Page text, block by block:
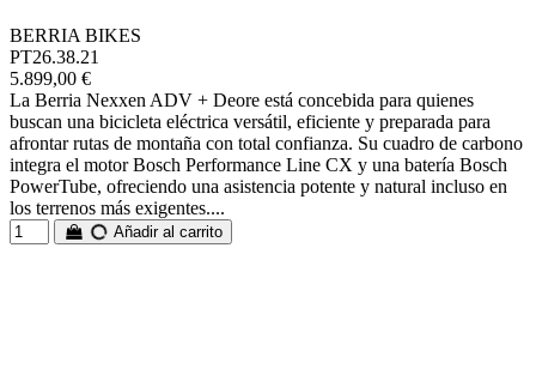
BERRIA BIKES
PT26.38.21
5.899,00 €
La Berria Nexxen ADV + Deore está concebida para quienes
buscan una bicicleta eléctrica versátil, eficiente y preparada para
afrontar rutas de montaña con total confianza. Su cuadro de carbono
integra el motor Bosch Performance Line CX y una batería Bosch
PowerTube, ofreciendo una asistencia potente y natural incluso en
los terrenos más exigentes....
Añadir al carrito